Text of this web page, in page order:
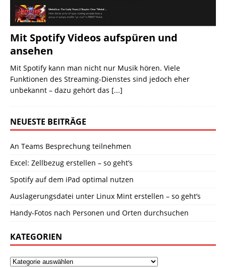
Mit Spotify Videos aufspüren und
ansehen
Mit Spotify kann man nicht nur Musik hören. Viele
Funktionen des Streaming-Dienstes sind jedoch eher
unbekannt – dazu gehört das [...]
NEUESTE BEITRÄGE
An Teams Besprechung teilnehmen
Excel: Zellbezug erstellen – so geht’s
Spotify auf dem iPad optimal nutzen
Auslagerungsdatei unter Linux Mint erstellen – so geht’s
Handy-Fotos nach Personen und Orten durchsuchen
KATEGORIEN